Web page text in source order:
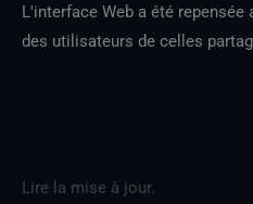
L'interface Web a été
des utilisateurs de celles
Lire la mise à jour.
données
communautaires